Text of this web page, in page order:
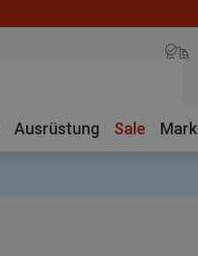
Ausrüstung Sale